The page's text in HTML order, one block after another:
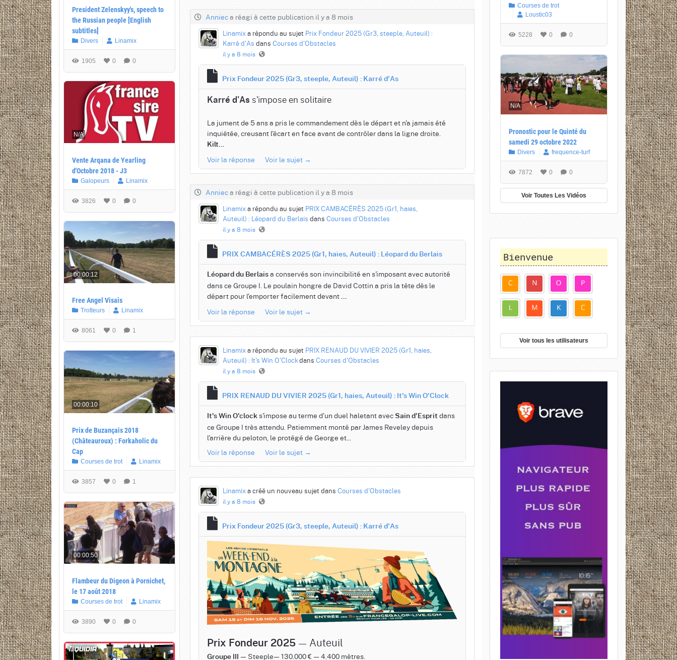
President Zelenskyy's, speech to
the Russian people [English
subtitles]
Divers Linamix
1905 0 0
N/A
Vente Arqana de Yearling
d'Octobre 2018 - J3
Galopeurs Linamix
3826 0 0
00:00:12
Free Angel Visais
Trotteurs Linamix
8061 0 1
00:00:10
Prix de Buzançais 2018
(Châteauroux) : Forkaholic du
Cap
Courses de trot Linamix
3857 0 1
00:00:50
Flambeur du Digeon à Pornichet,
le 17 août 2018
Courses de trot Linamix
3890 0 0
Annieca réagi à cette publication il y a 8 mois
Linamixa répondu au sujet Prix Fondeur 2025 (Gr3, steeple, Auteuil) :
Karré d'As dans Courses d'Obstacles
il y a 8 mois
Prix Fondeur 2025 (Gr3, steeple, Auteuil) : Karré d'As
Karré d'As s'impose en solitaire
La jument de 5 ans a pris le commandement dès le départ et n'a jamais été
inquiétée, creusant l'écart en face avant de contrôler dans la ligne droite.
Kilt...
Voir la réponse Voir le sujet →
Annieca réagi à cette publication il y a 8 mois
Linamixa répondu au sujet PRIX CAMBACÉRÈS 2025 (Gr1, haies,
Auteuil) : Léopard du Berlais dans Courses d'Obstacles
il y a 8 mois
PRIX CAMBACÉRÈS 2025 (Gr1, haies, Auteuil) : Léopard du Berlais
Léopard du Berlais a conservés son invincibilité en s'imposant avec autorité
dans ce Groupe I. Le poulain hongre de David Cottin a pris la tête dès le
départ pour l'emporter facilement devant
Voir la réponse Voir le sujet →
Linamixa répondu au sujet PRIX RENAUD DU VIVIER 2025 (Gr1, haies,
Auteuil) : It's Win O'Clockdans Courses d'Obstacles
il y a 8 mois
PRIX RENAUD DU VIVIER 2025 (Gr1, haies, Auteuil) : It's Win O'Clock
It's Win O'clock s'impose au terme d'un duel haletant avec Sain d'Esprit dans
ce Groupe I très attendu. Patiemment monté par James Reveley depuis
l'arrière du peloton, le protégé de George et...
Voir la réponse
Voir le sujet →
Linamixa créé un nouveau sujet dans Courses d'Obstacles
il y a 8 mois
Prix Fondeur 2025 (Gr3, steeple, Auteuil) : Karré d'As
Prix Fondeur 2025 — Auteuil
Groupe III — Steeple— 130.000 € — 4.400 mètres.
Courses de trot
Loustic03
5228 0 0
N/A
Pronostic pour le Quinté du
samedi 29 octobre 2022
Divers frequence-turf
7872 0 0
Voir Toutes Les Vidéos
Bienvenue
Voir tous les utilisateurs